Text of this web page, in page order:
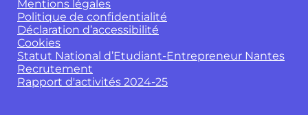
Mentions légales
Politique de confidentialité
Déclaration d’accessibilité
Cookies
Statut National d’Etudiant-Entrepreneur Nantes
Recrutement
Rapport d'activités 2024-25